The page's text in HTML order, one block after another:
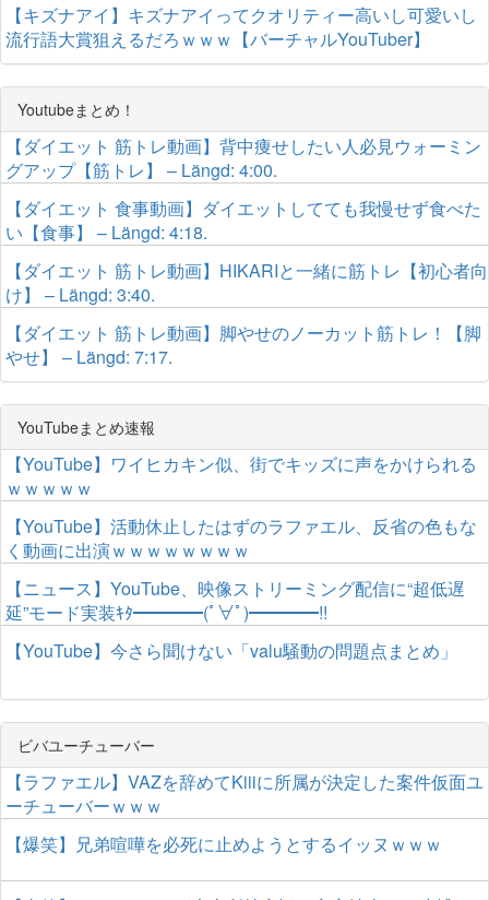
【キズナアイ】キズナアイってクオリティー高いし可愛いし
流行語大賞狙えるだろｗｗｗ【バーチャルYouTuber】
Youtubeまとめ！
【ダイエット 筋トレ動画】背中痩せしたい人必見ウォーミン
グアップ【筋トレ】 – Längd: 4:00.
【ダイエット 食事動画】ダイエットしてても我慢せず食べた
い【食事】 – Längd: 4:18.
【ダイエット 筋トレ動画】HIKARIと一緒に筋トレ【初心者向
け】 – Längd: 3:40.
【ダイエット 筋トレ動画】脚やせのノーカット筋トレ！【脚
やせ】 – Längd: 7:17.
YouTubeまとめ速報
【YouTube】ワイヒカキン似、街でキッズに声をかけられる
ｗｗｗｗｗ
【YouTube】活動休止したはずのラファエル、反省の色もな
く動画に出演ｗｗｗｗｗｗｗｗ
【ニュース】YouTube、映像ストリーミング配信に“超低遅
延”モード実装ｷﾀ━━━━(ﾟ∀ﾟ)━━━━!!
【YouTube】今さら聞けない「valu騒動の問題点まとめ」
ビバユーチューバー
【ラファエル】VAZを辞めてKiiiに所属が決定した案件仮面ユ
ーチューバーｗｗｗ
【爆笑】兄弟喧嘩を必死に止めようとするイッヌｗｗｗ